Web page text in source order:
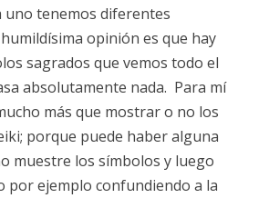
uno tenemos diferentes
opinión es que hay
sagrados que vemos todo el
absolutamente nada. Para mí
más que mostrar o no los
porque puede haber alguna
muestre los símbolos y luego
por ejemplo confundiendo a la